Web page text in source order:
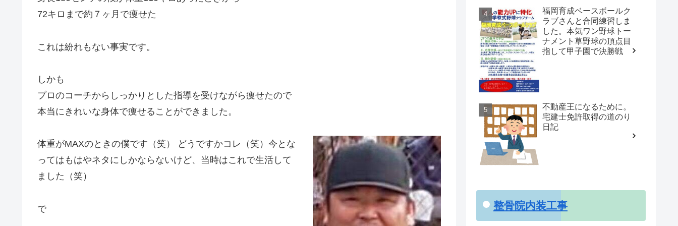
72キロまで約７ヶ月で痩せた
これは紛れもない事実です。
しかも
プロのコーチからしっかりとした指導を受けながら痩せたので
本当にきれいな身体で痩せることができました。
体重がMAXのときの僕です（笑） どうですかコレ（笑）今とな
ってはもはやネタにしかならないけど、当時はこれで生活して
ました（笑）
で
福岡育成ベースボールク
ラブさんと合同練習しま
した。本気ワン野球トー
ナメント草野球の頂点目
指して甲子園で決勝戦
不動産王になるために。
宅建士免許取得の道のり
日記
整骨院内装工事